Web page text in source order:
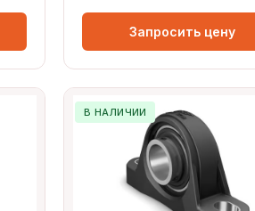
Запросить цену
В НАЛИЧИИ